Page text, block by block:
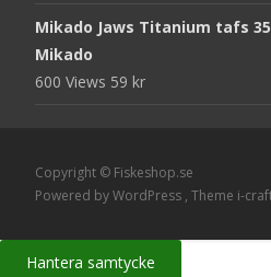
Mikado Jaws Titanium tafs
Mikado
600 Views 59 kr
Copyright © Fiskeshop.se
Powered by WordPress , Theme i-
Hantera samtycke